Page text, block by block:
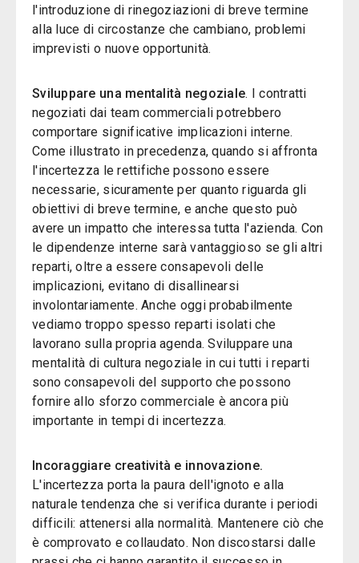
l'introduzione di rinegoziazioni di breve termine
alla luce di circostanze che cambiano, problemi
imprevisti o nuove opportunità.
Sviluppare una mentalità negoziale. I contratti
negoziati dai team commerciali potrebbero
comportare significative implicazioni interne.
Come illustrato in precedenza, quando si affronta
l'incertezza le rettifiche possono essere
necessarie, sicuramente per quanto riguarda gli
obiettivi di breve termine, e anche questo può
avere un impatto che interessa tutta l'azienda. Con
le dipendenze interne sarà vantaggioso se gli altri
reparti, oltre a essere consapevoli delle
implicazioni, evitano di disallinearsi
involontariamente. Anche oggi probabilmente
vediamo troppo spesso reparti isolati che
lavorano sulla propria agenda. Sviluppare una
mentalità di cultura negoziale in cui tutti i reparti
sono consapevoli del supporto che possono
fornire allo sforzo commerciale è ancora più
importante in tempi di incertezza.
Incoraggiare creatività e innovazione.
L'incertezza porta la paura dell'ignoto e alla
naturale tendenza che si verifica durante i periodi
difficili: attenersi alla normalità. Mantenere ciò che
è comprovato e collaudato. Non discostarsi dalle